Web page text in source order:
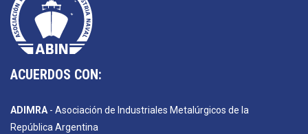
ACUERDOS CON:
ADIMRA - Asociación de Industriales Metalúrgicos de la
República Argentina